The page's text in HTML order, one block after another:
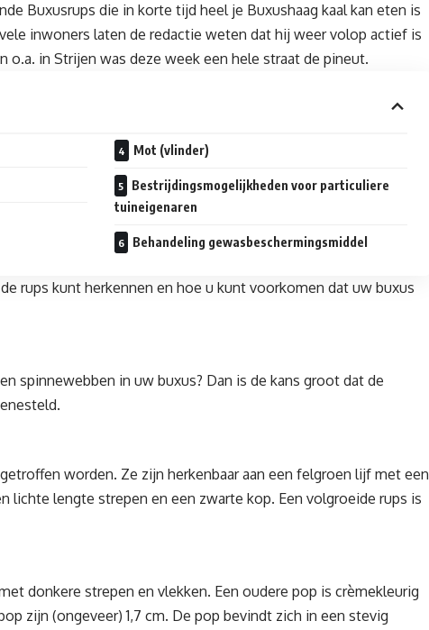
Buxusrups die in korte tijd heel je Buxushaag kaal kan eten is
inwoners laten de redactie weten dat hij weer volop actief is
o.a. in Strijen was deze week een hele straat de pineut.
Mot (vlinder)
Bestrijdingsmogelijkheden voor particuliere
tuineigenaren
Behandeling gewasbeschermingsmiddel
rups kunt herkennen en hoe u kunt voorkomen dat uw buxus
spinnewebben in uw buxus? Dan is de kans groot dat de
worden. Ze zijn herkenbaar aan een felgroen lijf met een
lichte lengte strepen en een zwarte kop. Een volgroeide rups is
donkere strepen en vlekken. Een oudere pop is crèmekleurig
zijn (ongeveer) 1,7 cm. De pop bevindt zich in een stevig